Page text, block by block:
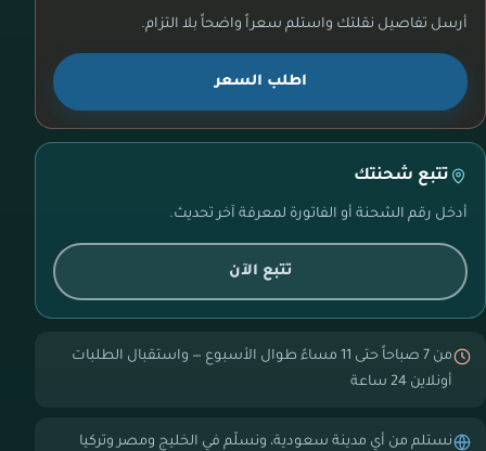
أرسل تفاصيل نقلتك واستلم سعراً واضحاً بلا التزام.
اطلب السعر
تتبع شحنتك
أدخل رقم الشحنة أو الفاتورة لمعرفة آخر تحديث.
تتبع الآن
من 7 صباحاً حتى 11 مساءً طوال الأسبوع — واستقبال الطلبات
أونلاين 24 ساعة
نستلم من أي مدينة سعودية، ونسلّم في الخليج ومصر وتركيا